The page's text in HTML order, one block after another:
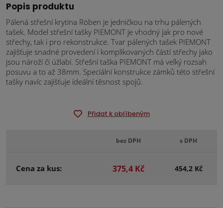
Popis produktu
Pálená střešní krytina Röben je jedničkou na trhu pálených
tašek. Model střešní tašky PIEMONT je vhodný jak pro nové
střechy, tak i pro rekonstrukce. Tvar pálených tašek PIEMONT
zajišťuje snadné provedení i komplikovaných částí střechy jako
jsou nároží či úžlabí. Střešní taška PIEMONT má velký rozsah
posuvu a to až 38mm. Speciální konstrukce zámků této střešní
tašky navíc zajišťuje ideální těsnost spojů.
Přidat k oblíbeným
bez DPH s DPH
Cena za kus: 375,4 Kč 454,2 Kč